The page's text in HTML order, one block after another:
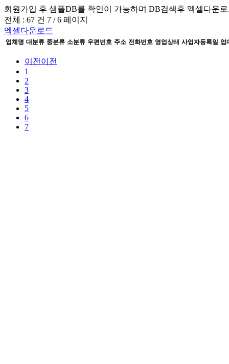
회원가입 후 샘플DB를 확인이 가능하며 DB검색후 엑셀다운
전체 : 67 건 7 / 6 페이지
엑셀다운로드
업체명 대분류 중분류 소분류 우편번호 주소 전화번호 영업상태 사업자등록일 업
이전 이전
1
2
3
4
5
6
7